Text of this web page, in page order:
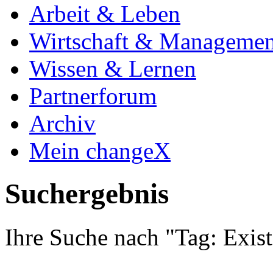
Arbeit & Leben
Wirtschaft &
Wissen & Lernen
Partnerforum
Archiv
Mein changeX
Suchergebnis
Ihre Suche nach "Tag: